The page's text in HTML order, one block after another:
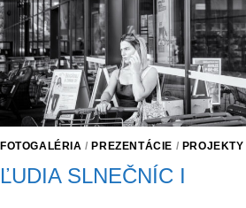
FOTOGALÉRIA /PREZENTÁCIE / PROJEKTY
ĽUDIA SLNEČNÍC I